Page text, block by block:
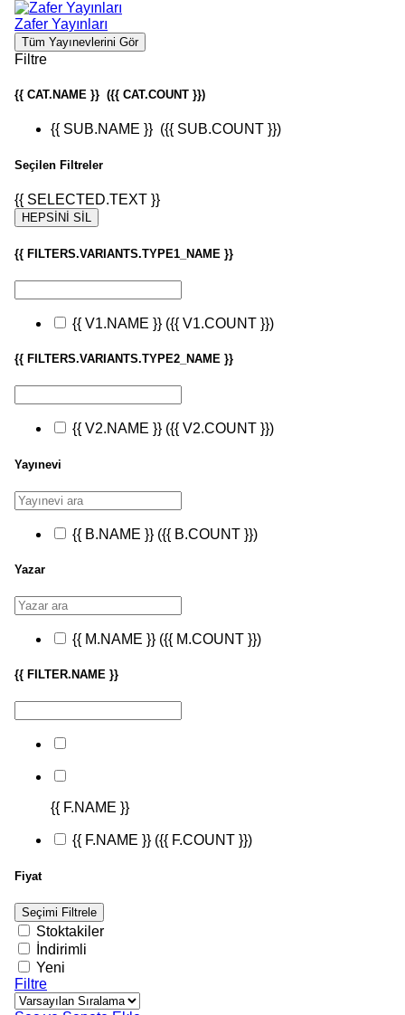
Zafer Yayınları
Tüm Yayınevlerini Gör
Filtre
{{ CAT.NAME }} ({{ CAT.COUNT }})
{{ SUB.NAME }} ({{ SUB.COUNT }})
Seçilen Filtreler
{{ SELECTED.TEXT }}
HEPSİNİ SİL
{{ FILTERS.VARIANTS.TYPE1_NAME }}
{{ V1.NAME }} ({{ V1.COUNT }})
{{ FILTERS.VARIANTS.TYPE2_NAME }}
{{ V2.NAME }} ({{ V2.COUNT }})
Yayınevi
{{ B.NAME }} ({{ B.COUNT }})
Yazar
{{ M.NAME }} ({{ M.COUNT }})
{{ FILTER.NAME }}
{{ F.NAME }}
{{ F.NAME }} ({{ F.COUNT }})
Fiyat
Seçimi Filtrele
Stoktakiler
İndirimli
Yeni
Filtre